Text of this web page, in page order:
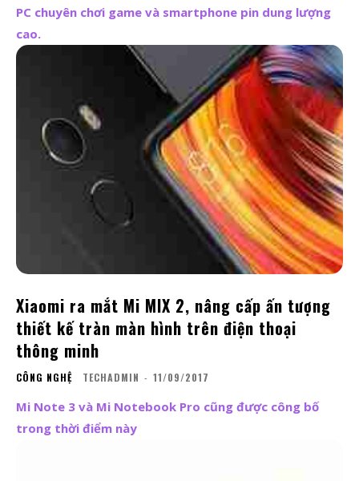
PC chuyên chơi game và smartphone pin dung lượng
cao.
Xiaomi ra mắt Mi MIX 2, nâng cấp ấn tượng
thiết kế tràn màn hình trên điện thoại
thông minh
CÔNG NGHỆ TECHADMIN - 11/09/2017
Mi Note 3 và Mi Notebook Pro cũng được công bố
trong thời điểm này